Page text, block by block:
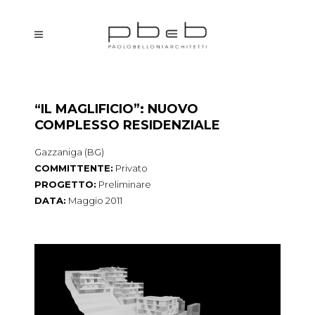
“IL MAGLIFICIO”: NUOVO
COMPLESSO RESIDENZIALE
Gazzaniga (BG)
COMMITTENTE: Privato
PROGETTO: Preliminare
DATA: Maggio 2011